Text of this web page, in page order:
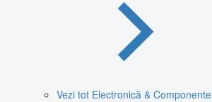
Vezi tot Electronică & Componente